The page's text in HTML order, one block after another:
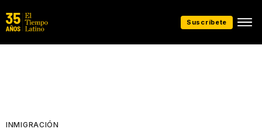
Suscríbete
INMIGRACIÓN